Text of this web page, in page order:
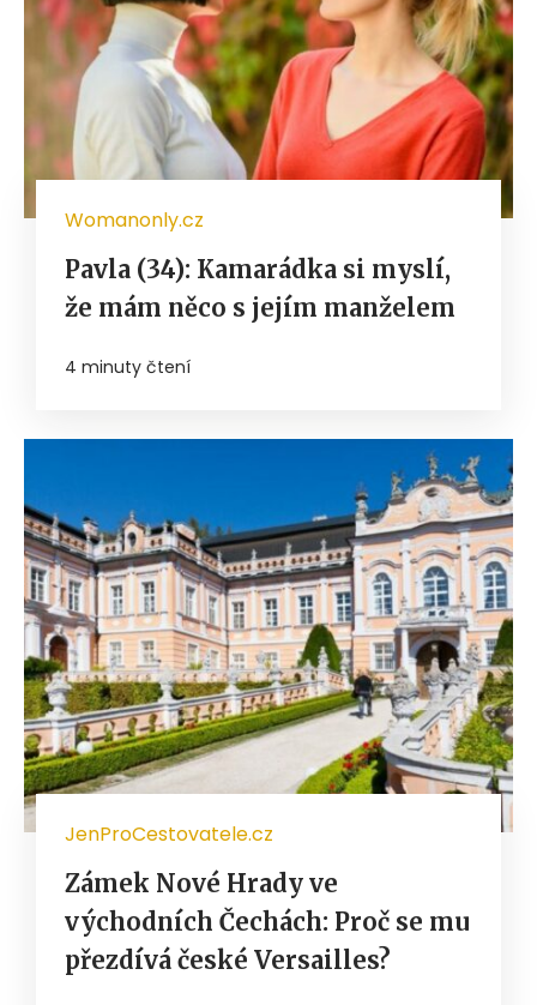
Womanonly.cz
Pavla (34): Kamarádka si myslí,
že mám něco s jejím manželem
4 minuty čtení
JenProCestovatele.cz
Zámek Nové Hrady ve
východních Čechách: Proč se mu
přezdívá české Versailles?